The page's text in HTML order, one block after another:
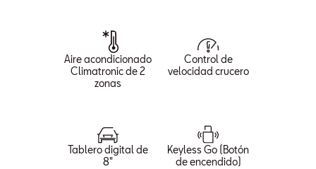
Aire acondicionado
Climatronic de 2
zonas
Control de
velocidad crucero
Tablero digital de
8"
Keyless Go (Botón
de encendido)